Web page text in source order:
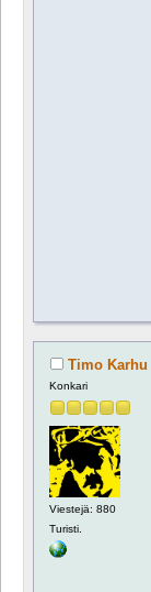
Timo Karhu
Konkari
Viestejä: 880
Turisti.